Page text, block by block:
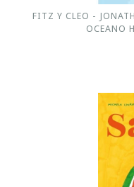
FITZ Y CLEO -
OCEANO